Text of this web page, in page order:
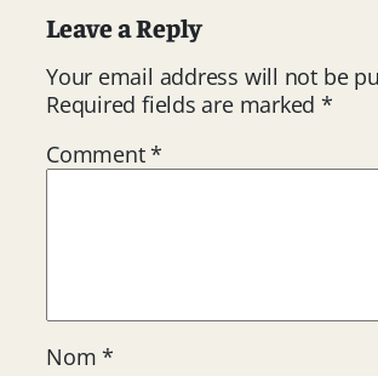
Leave a Reply
Your email address will not be
Required fields are marked*
Comment*
Nom*